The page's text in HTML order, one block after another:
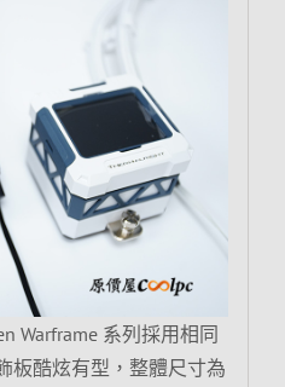
Warframe 系列採用相同
板酷炫有型，整體尺寸為